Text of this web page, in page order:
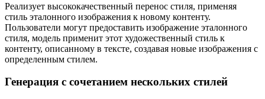
Реализует высококачественный перенос стиля, применяя
стиль эталонного изображения к новому контенту.
Пользователи могут предоставить изображение эталонного
стиля, модель применит этот художественный стиль к
контенту, описанному в тексте, создавая новые изображения с
определенным стилем.
Генерация с сочетанием нескольких стилей